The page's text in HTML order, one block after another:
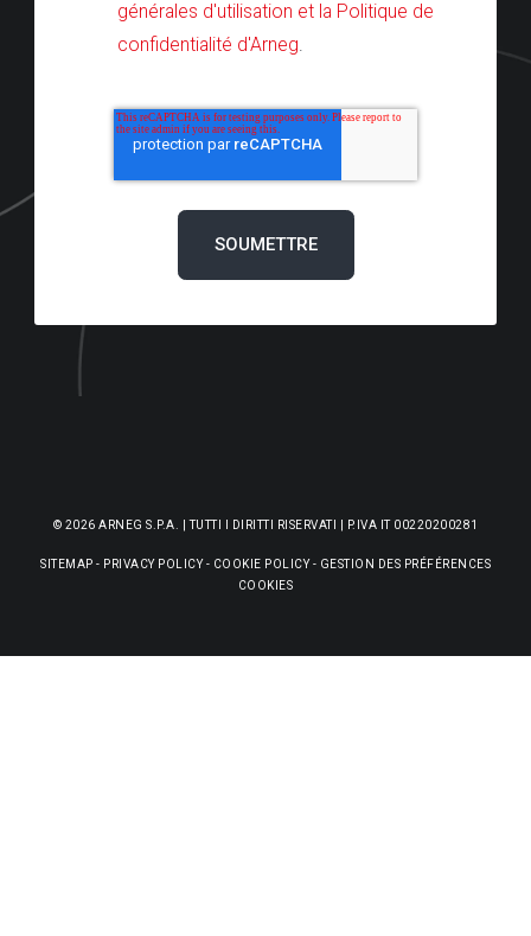
générales d'utilisation et la Politique de
confidentialité d'Arneg
© 2026 ARNEG S.P.A. | TUTTI I DIRITTI RISERVATI | P.IVA IT 00220200281
SITEMAP - PRIVACY POLICY- COOKIE POLICY- GESTION DES PRÉFÉRENCES
COOKIES